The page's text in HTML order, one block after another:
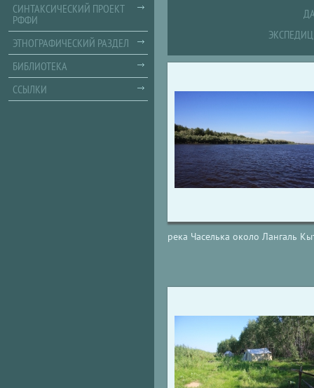
река Часелька около Лангаль
СИНТАКСИЧЕСКИЙ ПРОЕКТ
РФФИ
ЭТНОГРАФИЧЕСКИЙ РАЗДЕЛ
БИБЛИОТЕКА
ССЫЛКИ